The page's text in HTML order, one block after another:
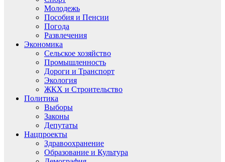
Молодежь
Пособия и Пенсии
Погода
Развлечения
Экономика
Сельское хозяйство
Промышленность
Дороги и Транспорт
Экология
ЖКХ и Строительство
Политика
Выборы
Законы
Депутаты
Нацпроекты
Здравоохранение
Образование и Культура